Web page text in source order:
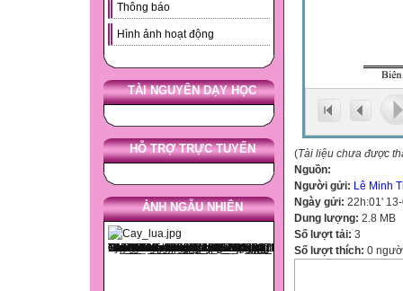
Thông báo
Hình ảnh hoạt động
TÀI NGUYÊN DẠY HỌC
HỖ TRỢ TRỰC TUYẾN
ẢNH NGẪU NHIÊN
(Tài liệu chưa được
Nguồn:
Người gửi: Lê Minh
Ngày gửi: 22h:01'
Dung lượng: 2.8 MB
Số lượt tải: 3
Số lượt thích: 0